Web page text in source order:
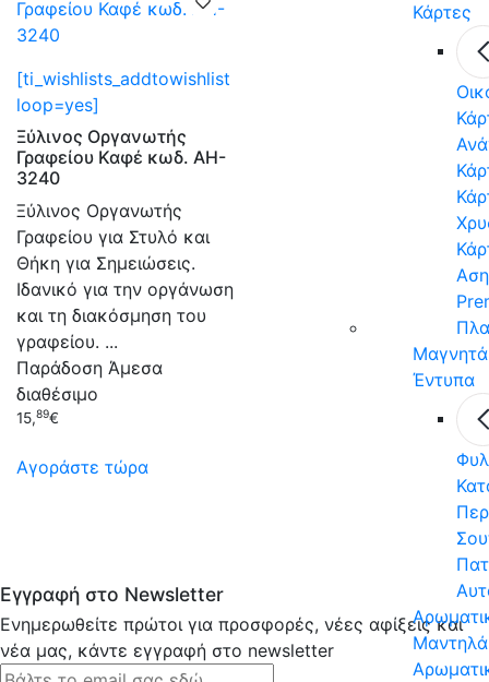
Κάρτες
Έντυπα
[ti_wishlists_addtowishlist
loop=yes]
Ξύλινος Οργανωτής
Γραφείου Καφέ κωδ. AH-
3240
Ξύλινος Οργανωτής
Γραφείου για Στυλό και
Θήκη για Σημειώσεις.
Ιδανικό για την οργάνωση
και τη διακόσμηση του
γραφείου. ...
Παράδοση Άμεσα
διαθέσιμο
15,89€
Αγοράστε τώρα
Εγγραφή στο Newsletter
Ενημερωθείτε πρώτοι για προσφορές, νέες αφίξεις και
νέα μας, κάντε εγγραφή στο newsletter